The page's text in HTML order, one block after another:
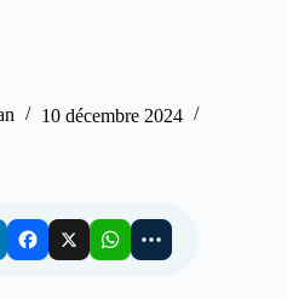
10 décembre 2024